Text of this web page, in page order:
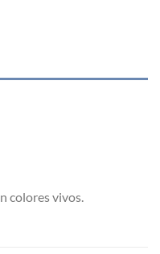
colores vivos.